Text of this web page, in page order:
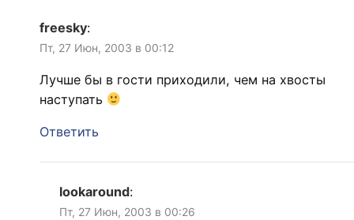
freesky:
Пт, 27 Июн, 2003 в 00:12
Лучше бы в гости приходили, чем на хвосты
наступать
Ответить
lookaround:
Пт, 27 Июн, 2003 в 00:26